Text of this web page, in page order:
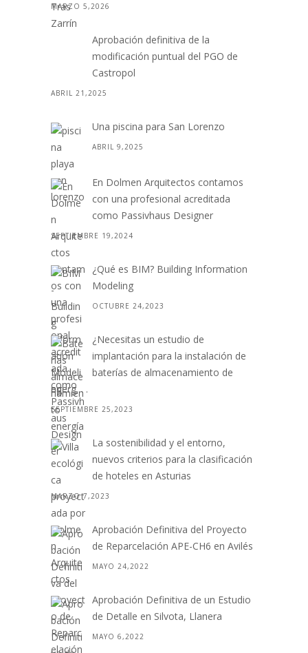
MARZO 5,2026
Aprobación definitiva de la
modificación puntual del PGO de
Castropol
ABRIL 21,2025
Una piscina para San Lorenzo
ABRIL 9,2025
En Dolmen Arquitectos contamos
con una profesional acreditada
como Passivhaus Designer
SEPTIEMBRE 19,2024
¿Qué es BIM? Building Information
Modeling
OCTUBRE 24,2023
¿Necesitas un estudio de
implantación para la instalación de
baterías de almacenamiento de
energ. . .
SEPTIEMBRE 25,2023
La sostenibilidad y el entorno,
nuevos criterios para la clasificación
de hoteles en Asturias
MARZO 7,2023
Aprobación Definitiva del Proyecto
de Reparcelación APE-CH6 en Avilés
MAYO 24,2022
Aprobación Definitiva de un Estudio
de Detalle en Silvota, Llanera
MAYO 6,2022